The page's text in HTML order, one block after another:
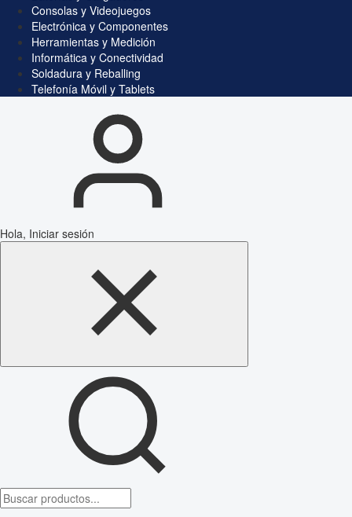
Consolas y Videojuegos
Electrónica y Componentes
Herramientas y Medición
Informática y Conectividad
Soldadura y Reballing
Telefonía Móvil y Tablets
Hola, Iniciar sesión